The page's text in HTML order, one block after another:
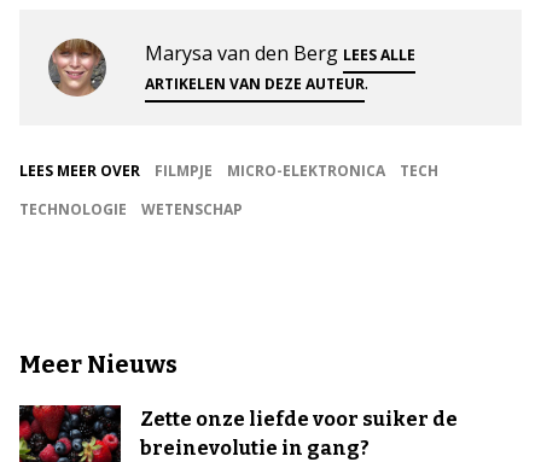
Marysa van den Berg LEES ALLE
ARTIKELEN VAN DEZE AUTEUR.
LEES MEER OVER FILMPJE MICRO-ELEKTRONICA
TECH
TECHNOLOGIE
WETENSCHAP
Meer Nieuws
Zette onze liefde voor suiker de
breinevolutie in gang?